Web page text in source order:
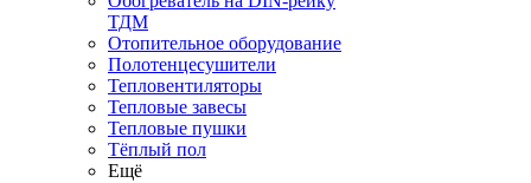
ТДМ
Отопительное оборудование
Полотенцесушители
Тепловентиляторы
Тепловые завесы
Тепловые пушки
Тёплый пол
Ещё